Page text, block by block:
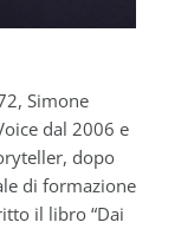
Simone
dal 2006 e
dopo
di formazione
il libro “Dai